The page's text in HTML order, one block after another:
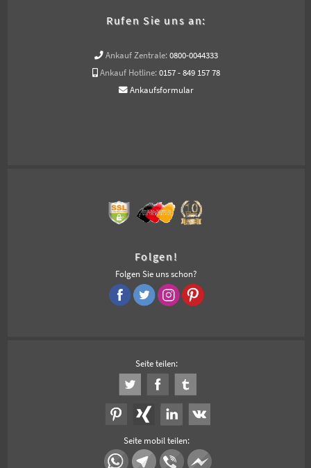
Rufen Sie uns an:
Ankauf Zentrale: 0800-0044333
Ankauf Hotline: 0157 - 849 157 78
Ankaufsformular
Folgen!
Folgen Sie uns schon?
Seite teilen:
Seite mobil teilen: